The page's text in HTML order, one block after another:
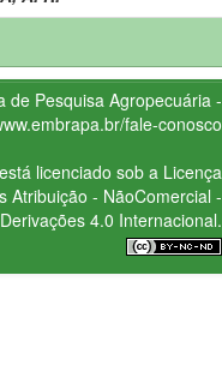
de Pesquisa Agropecuária -
fale-conosco
licenciado sob a Licença
Atribuição - NãoComercial -
4.0 Internacional.